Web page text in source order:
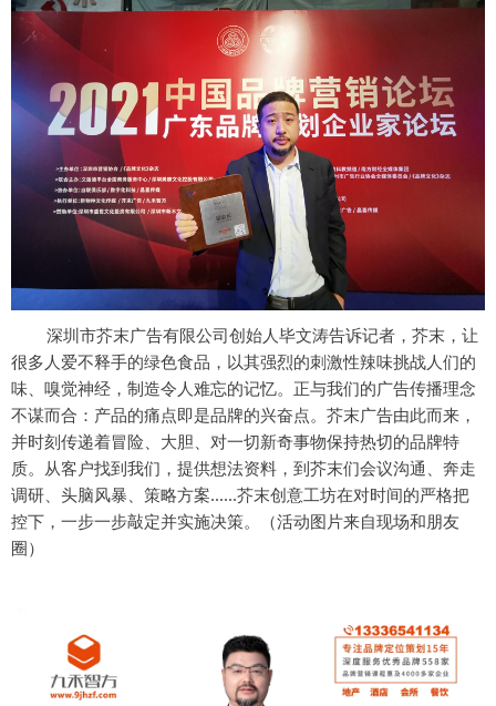
深圳市芥末广告有限公司创始人毕文涛告诉记者， 芥末，让
很多人爱不释手的绿色食品，以其强烈的刺激性辣味挑战人们的
味、嗅觉神经，制造令人难忘的记忆。正与我们的广告传播理念
不谋而合：产品的痛点即是品牌的兴奋点。芥末广告由此而来，
并时刻传递着冒险、大胆、对一切新奇事物保持热切的品牌特
质。 从客户找到我们，提供想法资料，到芥末们会议沟通、奔走
调研、头脑风暴、策略方案......芥末创意工坊在对时间的严格把
控下，一步一步敲定并实施决策。
（活动图片来自现场和朋友
圈）